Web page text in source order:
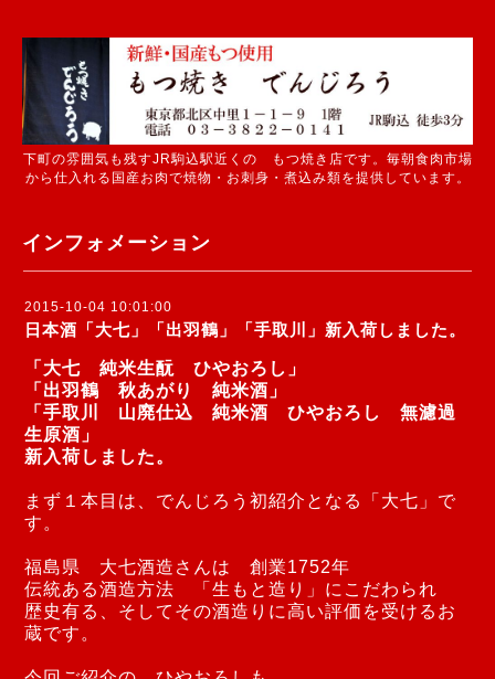
下町の雰囲気も残すJR駒込駅近くの もつ焼き店です。毎朝食肉市場
から仕入れる国産お肉で焼物・お刺身・煮込み類を提供しています。
インフォメーション
2015-10-04 10:01:00
日本酒「大七」「出羽鶴」「手取川」新入荷しました。
「大七 純米生酛 ひやおろし」
「出羽鶴 秋あがり 純米酒」
「手取川 山廃仕込 純米酒 ひやおろし 無濾過
生原酒」
新入荷しました。
まず１本目は、でんじろう初紹介となる「大七」で
す。
福島県 大七酒造さんは 創業1752年
伝統ある酒造方法 「生もと造り」にこだわられ
歴史有る、そしてその酒造りに高い評価を受けるお
蔵です。